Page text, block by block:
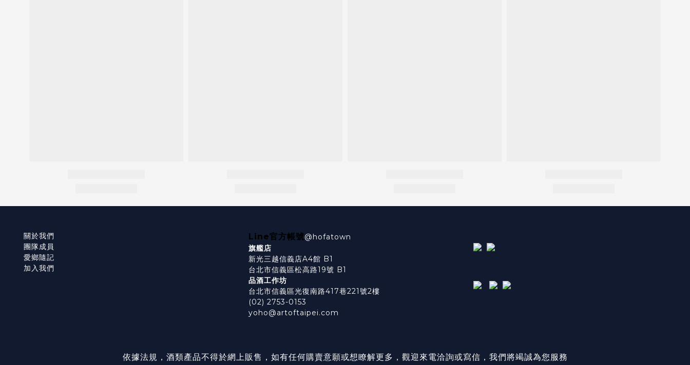
關於我們
團隊成員
愛鄉隨記
加入我們
Line官方帳號@hofatown
旗艦店
新光三越信義店A4館 B1
台北市信義區松高路19號 B1
品酒工作坊
台北市信義區光復南路417巷221號2樓
(02) 2753-0153
yoho@artoftaipei.com
依據法規，酒類產品不得於網上販售，如有任何購賣意願或想瞭解更多，觀迎來電洽詢或寫信，我們將竭誠為您服務